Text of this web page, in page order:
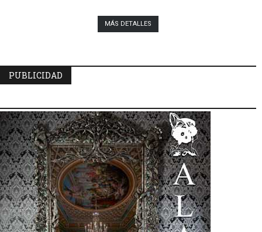
MÁS DETALLES
PUBLICIDAD